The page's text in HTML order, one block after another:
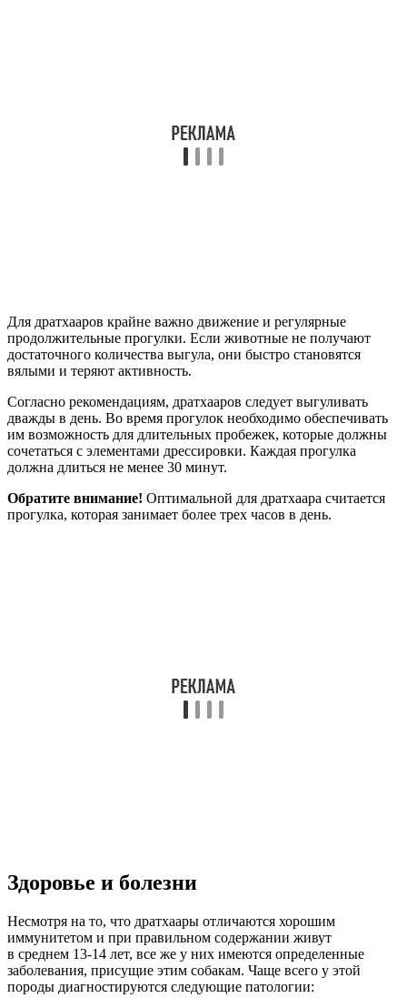
Для дратхааров крайне важно движение и регулярные
продолжительные прогулки. Если животные не получают
достаточного количества выгула, они быстро становятся
вялыми и теряют активность.
Согласно рекомендациям, дратхааров следует выгуливать
дважды в день. Во время прогулок необходимо обеспечивать
им возможность для длительных пробежек, которые должны
сочетаться с элементами дрессировки. Каждая прогулка
должна длиться не менее 30 минут.
Обратите внимание! Оптимальной для дратхаара считается
прогулка, которая занимает более трех часов в день.
Здоровье и болезни
Несмотря на то, что дратхаары отличаются хорошим
иммунитетом и при правильном содержании живут
в среднем 13-14 лет, все же у них имеются определенные
заболевания, присущие этим собакам. Чаще всего у этой
породы диагностируются следующие патологии: